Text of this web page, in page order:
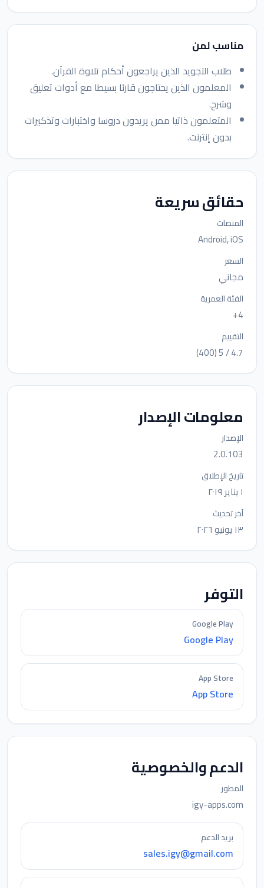
مناسب لمن
طلاب التجويد الذين يراجعون أحكام تلاوة القرآن.
المعلمون الذين يحتاجون قارئا بسيطا مع أدوات تعليق
وشرح.
المتعلمون ذاتيا ممن يريدون دروسا واختبارات وتذكيرات
بدون إنترنت.
حقائق سريعة
المنصات
Android, iOS
السعر
مجاني
الفئة العمرية
4+
التقييم
4.7 / 5 (400)
معلومات الإصدار
الإصدار
2.0.103
تاريخ الإطلاق
١ يناير ٢٠١٩
آخر تحديث
١٣ يونيو ٢٠٢٦
التوفر
Google Play
Google Play
App Store
App Store
الدعم والخصوصية
المطور
igy-apps.com
بريد الدعم
sales.igy@gmail.com